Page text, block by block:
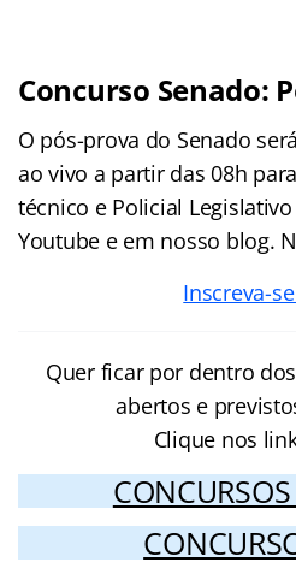
Concurso Senado:
O pós-prova do Senado
ao vivo a partir das 08h
técnico e Policial
Youtube e em nosso blog.
Inscreva-
Quer ficar por dentro
abertos e
Clique nos